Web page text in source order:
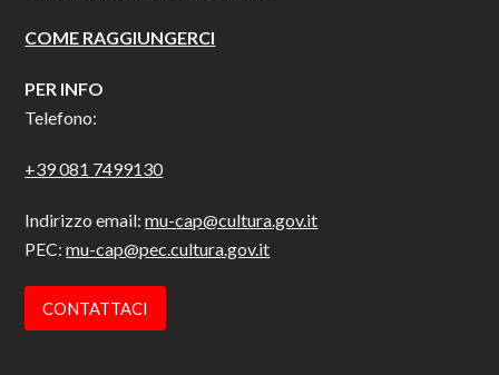
COME RAGGIUNGERCI
PER INFO
Telefono:
+39 081 7499130
Indirizzo email:mu-cap@cultura.gov.it
PEC:mu-cap@pec.cultura.gov.it
CONTATTACI